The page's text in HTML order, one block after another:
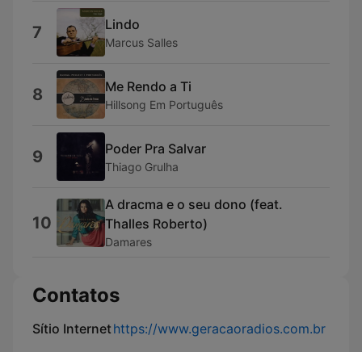
7 Lindo
Marcus Salles
8 Me Rendo a Ti
Hillsong Em Português
9 Poder Pra Salvar
Thiago Grulha
10
A dracma e o seu dono (feat.
Thalles Roberto)
Damares
Contatos
Sítio Internethttps://www.geracaoradios.com.br